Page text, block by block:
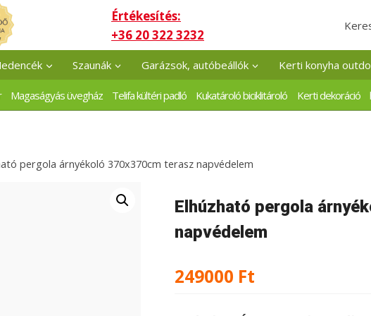
Értékesítés:
+36 20 322 3232
Szaunák Garázsok, autóbeállók Kerti konyha
Magaságyás üvegház Telifa kültéri padló Kukatároló biciklitároló Kerti dekoráció
pergola árnyékoló 370x370cm terasz napvédelem
Elhúzható pergola
napvédelem
249000 Ft